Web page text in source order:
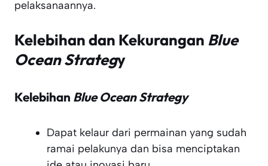
pelaksanaannya.
Kelebihan dan Kekurangan Blue
Ocean Strategy
Kelebihan Blue Ocean Strategy
Dapat kelaur dari permainan yang sudah
ramai pelakunya dan bisa menciptakan